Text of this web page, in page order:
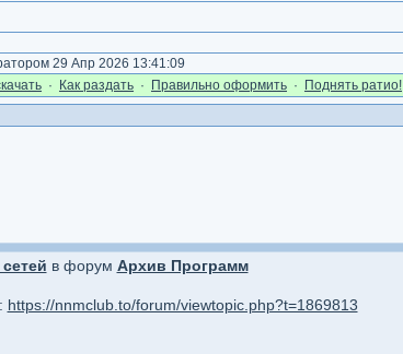
29 Апр 2026 13:41:09
· Как раздать · Правильно оформить · Поднять ратио!
в форум Архив Программ
https://nnmclub.to/forum/viewtopic.php?t=1869813